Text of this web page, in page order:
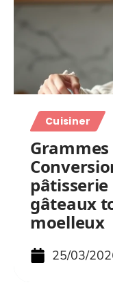
Cuisiner
pâtisserie
gâteaux
moelleux
25/03/